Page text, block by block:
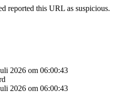
reported this URL as suspicious.
2026 om 06:00:43
2026 om 06:00:43